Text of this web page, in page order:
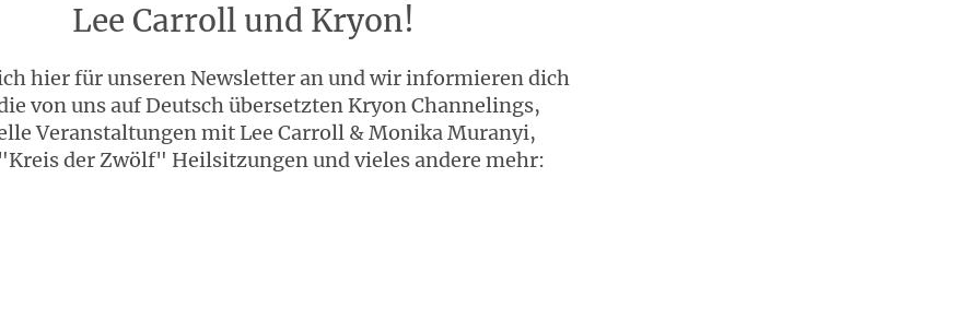
Lee Carroll und Kryon!
hier für unseren Newsletter an und wir informieren dich
von uns auf Deutsch übersetzten Kryon Channelings,
Veranstaltungen mit Lee Carroll & Monika Muranyi,
der Zwölf" Heilsitzungen und vieles andere mehr: